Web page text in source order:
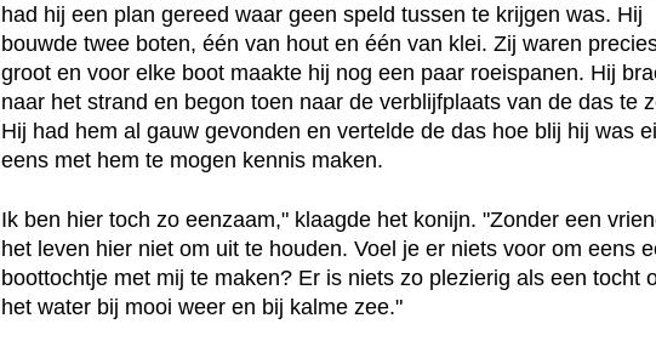
had hij een plan gereed waar geen speld tussen te krijgen was. Hij
bouwde twee boten, één van hout en één van klei. Zij waren
groot en voor elke boot maakte hij nog een paar roeispanen. Hij
naar het strand en begon toen naar de verblijfplaats van de das te
Hij had hem al gauw gevonden en vertelde de das hoe blij hij was
eens met hem te mogen kennis maken.
Ik ben hier toch zo eenzaam," klaagde het konijn. "Zonder een
het leven hier niet om uit te houden. Voel je er niets voor om eens
boottochtje met mij te maken? Er is niets zo plezierig als een tocht
het water bij mooi weer en bij kalme zee."